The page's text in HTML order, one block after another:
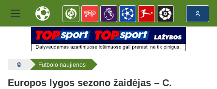
Futbolo naujienos
Europos lygos sezono žaidėjas – C.